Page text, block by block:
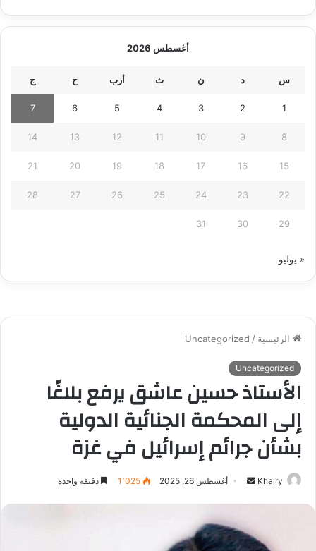
أغسطس 2026
س د ن ث أرب خ ج
1
2
3
4
5
6
7
8
9
10
11
12
13
14
15
16
17
18
19
20
21
22
23
24
25
26
27
28
29
30
31
« يوليو